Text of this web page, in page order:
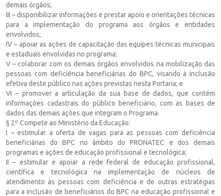
demais órgãos;
III – disponibilizar informações e prestar apoio e orientações técnicas
para a implementação do programa aos órgãos e entidades
envolvidos;
IV – apoiar as ações de capacitação das equipes técnicas municipais
e estaduais envolvidas no programa;
V – colaborar com os demais órgãos envolvidos na mobilização das
pessoas com deficiência beneficiárias do BPC, visando à inclusão
efetiva deste público nas ações previstas nesta Portaria; e
VI – promover a articulação da sua base de dados, que contém
informações cadastrais do público beneficiário, com as bases de
dados das demais ações que integram o Programa.
§ 2º Compete ao Ministério da Educação:
I – estimular a oferta de vagas para as pessoas com deficiência
beneficiárias do BPC no âmbito do PRONATEC e dos demais
programas e ações de educação profissional e tecnológica;
II – estimular e apoiar a rede federal de educação profissional,
científica e tecnológica na implementação de núcleos de
atendimento às pessoas com deficiência e de outras estratégias
para a inclusão de beneficiários do BPC na educação profissional e